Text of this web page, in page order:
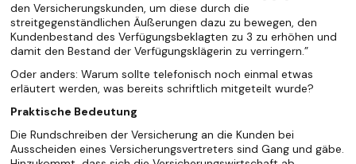
den Versicherungskunden, um diese durch die
streitgegenständlichen Äußerungen dazu zu bewegen, den
Kundenbestand des Verfügungsbeklagten zu 3 zu erhöhen und
damit den Bestand der Verfügungsklägerin zu verringern.”
Oder anders: Warum sollte telefonisch noch einmal etwas
erläutert werden, was bereits schriftlich mitgeteilt wurde?
Praktische Bedeutung
Die Rundschreiben der Versicherung an die Kunden bei
Ausscheiden eines Versicherungsvertreters sind Gang und gäbe.